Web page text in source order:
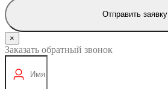
Отправить заявку
×
Заказать обратный звонок